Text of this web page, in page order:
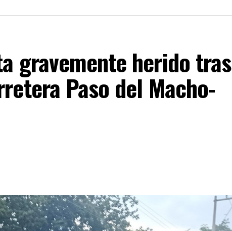
gravemente herido tras
Paso del Macho-